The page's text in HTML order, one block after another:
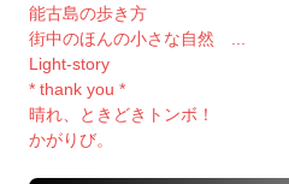
能古島の歩き方
街中のほんの小さな自然 ...
Light-story
* thank you *
晴れ、ときどきトンボ！
かがりび。